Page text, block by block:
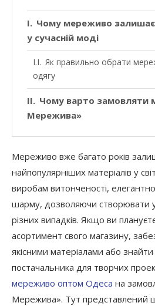
Чому мереживо
у сучасній моді
Як правильно обрати
одягу
Чому варто замовляти
Мережива»
Мереживо вже багато років
найпопулярніших матеріалів у
виробам витонченості,
шарму, дозволяючи створювати
різних випадків. Якщо ви
асортимент свого магазину,
якісними матеріалами або знайти
постачальника для творчих
мереживо оптом Одеса на
Мережива». Тут представлений